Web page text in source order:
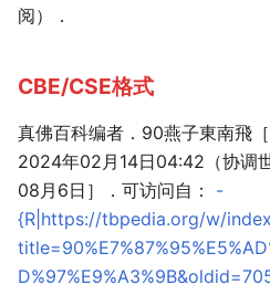
阅）．
CBE/CSE格式
真佛百科编者．90燕子東南飛
2024年02月14日04:42（协调
08月6日］．可访问自： -
{R|https://tbpedia.org/w/